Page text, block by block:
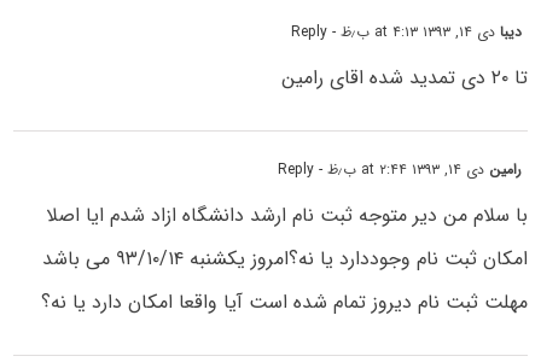
دیبادی ۱۴, ۱۳۹۳ at ۴:۱۳ ب٫ظ - Reply
تا ۲۰ دى تمدید شده اقاى رامین
رامین دی ۱۴, ۱۳۹۳ at ۲:۴۴ ب٫ظ - Reply
با سلام من دیر متوجه ثبت نام ارشد دانشگاه ازاد شدم ایا اصلا
امکان ثبت نام وجوددارد یا نه؟امروز یکشنبه ۹۳/۱۰/۱۴ می باشد
مهلت ثبت نام دیروز تمام شده است آیا واقعا امکان دارد یا نه؟